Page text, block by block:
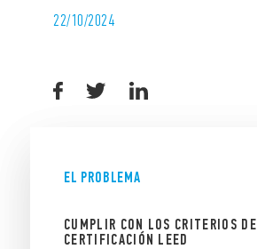
22/10/2024
EL PROBLEMA
CUMPLIR CON LOS CRITERIOS DE
CERTIFICACIÓN LEED